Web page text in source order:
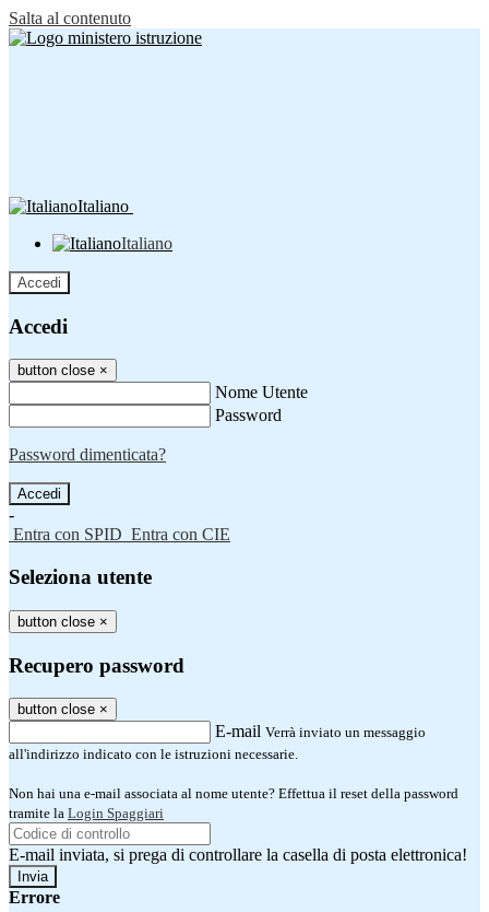
Salta al contenuto
Italiano
Italiano
Accedi
Accedi
button close ×
Nome Utente
Password
Password dimenticata?
-
Entra con SPID Entra con CIE
Seleziona utente
button close ×
Recupero password
button close ×
E-mail Verrà inviato un messaggio
all'indirizzo indicato con le istruzioni necessarie.
Non hai una e-mail associata al nome utente? Effettua il reset della password
tramite la Login Spaggiari
E-mail inviata, si prega di controllare la casella di posta elettronica!
Errore